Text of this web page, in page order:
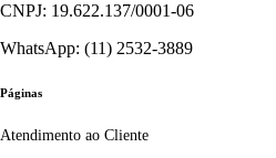
CNPJ: 19.622.137/0001-06
WhatsApp: (11) 2532-3889
Páginas
Atendimento ao Cliente